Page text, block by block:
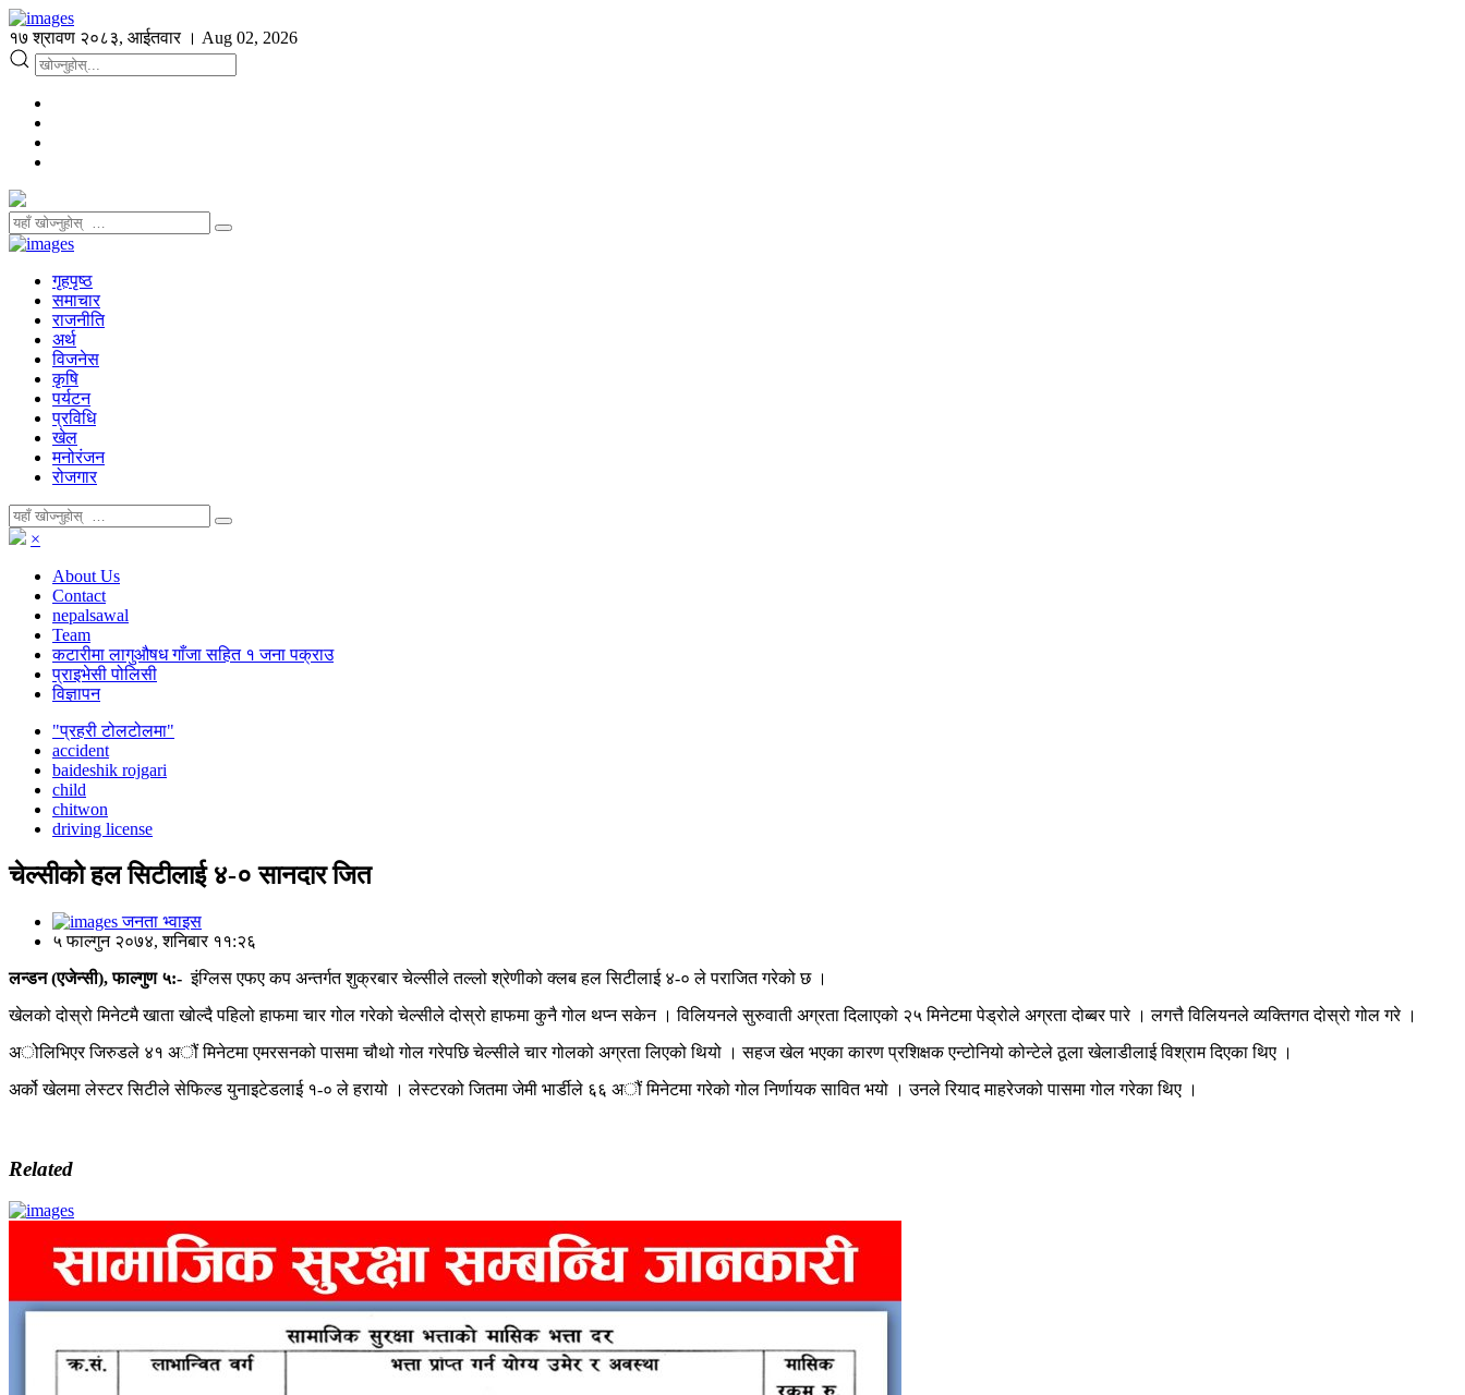
१७ श्रावण २०८३, आईतवार । Aug 02, 2026
गृहपृष्ठ
समाचार
राजनीति
अर्थ
विजनेस
कृषि
पर्यटन
प्रविधि
खेल
मनोरंजन
रोजगार
×
About Us
Contact
nepalsawal
Team
कटारीमा लागुऔषध गाँजा सहित १ जना पक्राउ
प्राइभेसी पोलिसी
विज्ञापन
"प्रहरी टोलटोलमा"
accident
baideshik rojgari
child
chitwon
driving license
चेल्सीको हल सिटीलाई ४-० सानदार जित
जनता भ्वाइस
५ फाल्गुन २०७४, शनिबार ११:२६
लन्डन (एजेन्सी),फाल्गुण ५:- इंग्लिस एफए कप अन्तर्गत शुक्रबार चेल्सीले तल्लो श्रेणीको क्लब हल सिटीलाई ४-० ले पराजित गरेको छ ।
खेलको दोस्रो मिनेटमै खाता खोल्दै पहिलो हाफमा चार गोल गरेको चेल्सीले दोस्रो हाफमा कुनै गोल थप्न सकेन । विलियनले सुरुवाती अग्रता दिलाएको २५ मिनेटमा पेड्रोले अग्रता दोब्बर पारे । लगत्तै विलियनले व्यक्तिगत दोस्रो गोल गरे ।
अोलिभिएर जिरुडले ४१ अौं मिनेटमा एमरसनको पासमा चौथो गोल गरेपछि चेल्सीले चार गोलको अग्रता लिएको थियो । सहज खेल भएका कारण प्रशिक्षक एन्टोनियो कोन्टेले ठूला खेलाडीलाई विश्राम दिएका थिए ।
अर्को खेलमा लेस्टर सिटीले सेफिल्ड युनाइटेडलाई १-० ले हरायो । लेस्टरको जितमा जेमी भार्डीले ६६ अौं मिनेटमा गरेको गोल निर्णायक सावित भयो ‌। उनले रियाद माहरेजको पासमा गोल गरेका थिए ।
Related